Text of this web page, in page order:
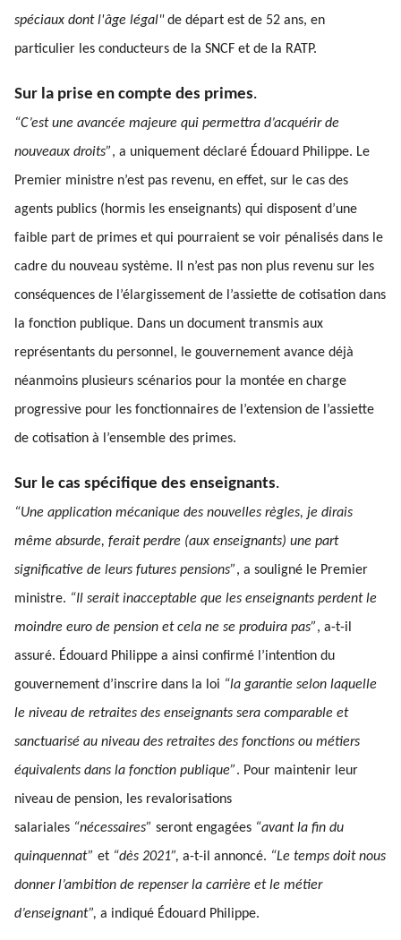
spéciaux dont l'âge légal" de départ est de 52 ans, en
particulier les conducteurs de la SNCF et de la RATP.
Sur la prise en compte des primes.
“C’est une avancée majeure qui permettra d’acquérir de
nouveaux droits”, a uniquement déclaré Édouard Philippe. Le
Premier ministre n’est pas revenu, en effet, sur le cas des
agents publics (hormis les enseignants) qui disposent d’une
faible part de primes et qui pourraient se voir pénalisés dans le
cadre du nouveau système. Il n’est pas non plus revenu sur les
conséquences de l’élargissement de l’assiette de cotisation dans
la fonction publique. Dans un document transmis aux
représentants du personnel, le gouvernement avance déjà
néanmoins plusieurs scénarios pour la montée en charge
progressive pour les fonctionnaires de l’extension de l’assiette
de cotisation à l’ensemble des primes.
Sur le cas spécifique des enseignants.
“Une application mécanique des nouvelles règles, je dirais
même absurde, ferait perdre (aux enseignants) une part
significative de leurs futures pensions”, a souligné le Premier
ministre. “Il serait inacceptable que les enseignants perdent le
moindre euro de pension et cela ne se produira pas”, a-t-il
assuré. Édouard Philippe a ainsi confirmé l’intention du
gouvernement d’inscrire dans la loi “la garantie selon laquelle
le niveau de retraites des enseignants sera comparable et
sanctuarisé au niveau des retraites des fonctions ou métiers
équivalents dans la fonction publique”. Pour maintenir leur
niveau de pension, les revalorisations
salariales “nécessaires” seront engagées “avant la fin du
quinquennat” et “dès 2021”, a-t-il annoncé. “Le temps doit nous
donner l’ambition de repenser la carrière et le métier
d’enseignant”, a indiqué Édouard Philippe.